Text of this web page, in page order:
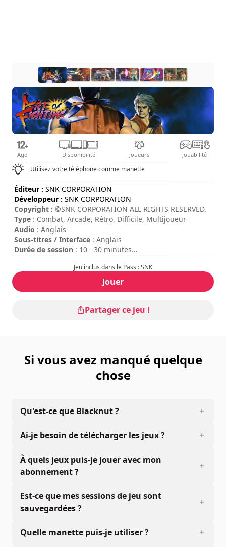
Age Disponibilité Joueurs Jouabilité
Utilisez votre téléphone comme manette
Éditeur : SNK CORPORATION
Développeur : SNK CORPORATION
Copyright : ©SNK CORPORATION ALL RIGHTS RESERVED.
Type : Combat, Arcade, Rétro, Difficile, Multijoueur
Audio : Anglais
Sous-titres / Interface : Anglais
Durée de session : 10 - 30 minutes
Difficulté: élevée
: Local, Compétition, 2 Joueurs
Les commandes sont indiquées dans les options du jeu.
+ Espace" de votre clavier ou les boutons "Start + RB" de
Jeu inclus dans le Pass : SNK
Jouer
Partager ce jeu !
Si vous avez manqué quelque
chose
Qu'est-ce que Blacknut ?
Ai-je besoin de télécharger les jeux ?
À quels jeux puis-je jouer avec mon
abonnement ?
Est-ce que mes sessions de jeu sont
sauvegardées ?
Quelle manette puis-je utiliser ?